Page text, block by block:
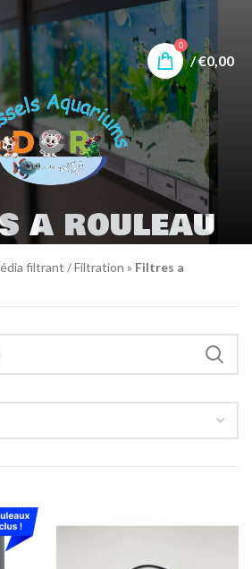
0
/€0,00
a rouleau
filtrant / Filtration » Filtres a